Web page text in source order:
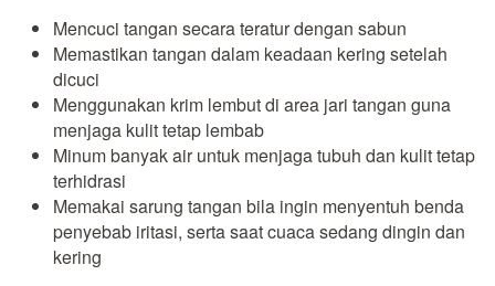
Mencuci tangan secara teratur dengan sabun
Memastikan tangan dalam keadaan kering setelah
dicuci
Menggunakan krim lembut di area jari tangan guna
menjaga kulit tetap lembab
Minum banyak air untuk menjaga tubuh dan kulit tetap
terhidrasi
Memakai sarung tangan bila ingin menyentuh benda
penyebab iritasi, serta saat cuaca sedang dingin dan
kering